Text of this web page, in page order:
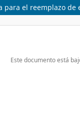
el reemplazo de